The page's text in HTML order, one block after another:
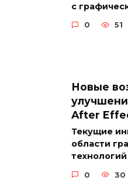
с
0 51
Новые
After
Текущие
области
технологий
0 30